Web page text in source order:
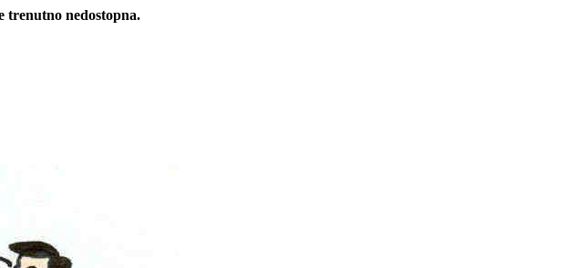
trenutno nedostopna.